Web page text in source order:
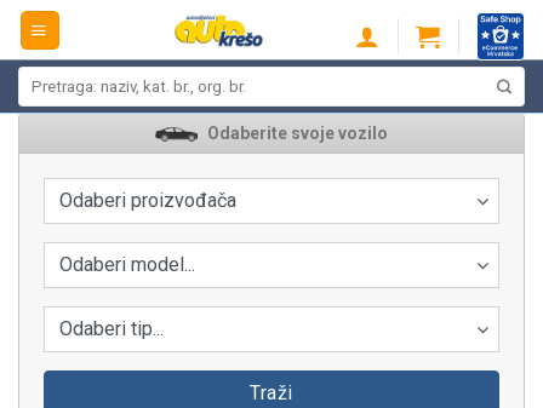
Skip
content
Odaberite svoje vozilo
Odaberi proizvođača
Odaberi model...
Odaberi tip...
Traži